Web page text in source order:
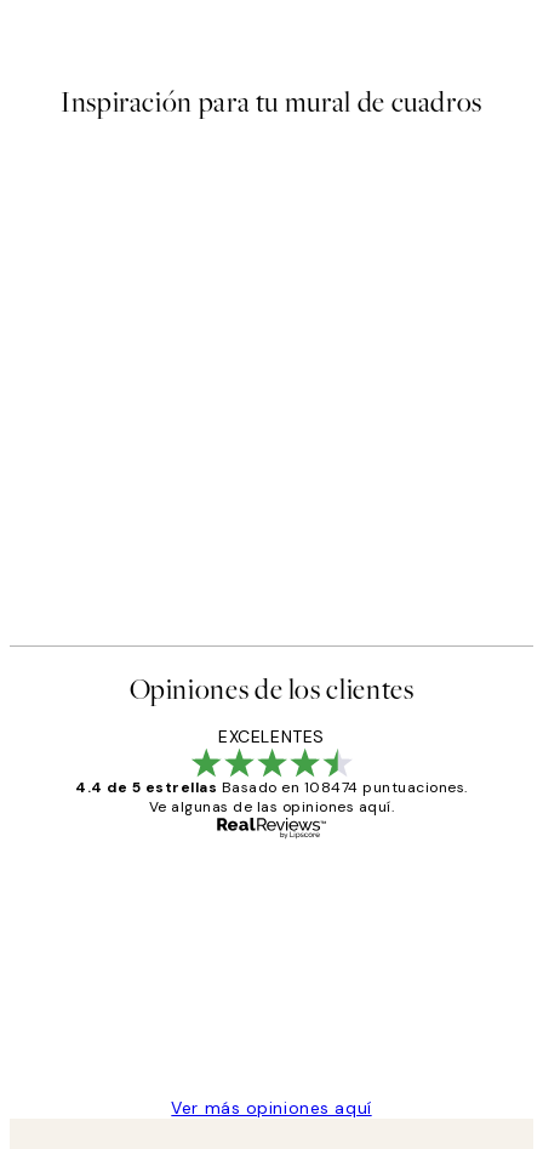
Inspiración para tu mural de cuadros
Opiniones de los clientes
EXCELENTES
4.4 de 5 estrellas Basado en 108474 puntuaciones.
Ve algunas de las opiniones aquí.
Ver más opiniones aquí